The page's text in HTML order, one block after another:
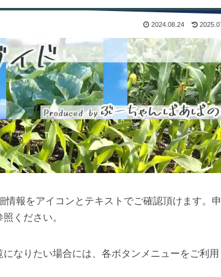
2024.08.24
報をアイコンとテキストでご確認頂けます。
ください。
なりたい場合には、各ボタンメニューをご利用